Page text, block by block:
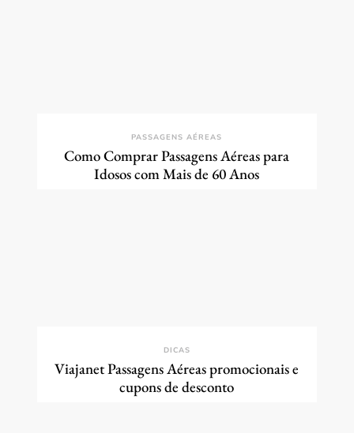
PASSAGENS AÉREAS
Como Comprar Passagens Aéreas para
Idosos com Mais de 60 Anos
DICAS
Viajanet Passagens Aéreas promocionais e
cupons de desconto